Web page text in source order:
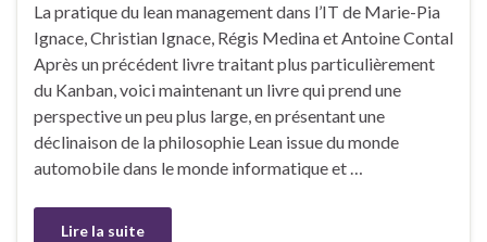
La pratique du lean management dans l’IT de Marie-Pia
Ignace, Christian Ignace, Régis Medina et Antoine Contal
Après un précédent livre traitant plus particulièrement
du Kanban, voici maintenant un livre qui prend une
perspective un peu plus large, en présentant une
déclinaison de la philosophie Lean issue du monde
automobile dans le monde informatique et …
Lire la suite